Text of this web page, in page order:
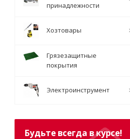
принадлежности
Хозтовары
Грязезащитные
покрытия
Электроинструмент
Будьте всегда в курсе!